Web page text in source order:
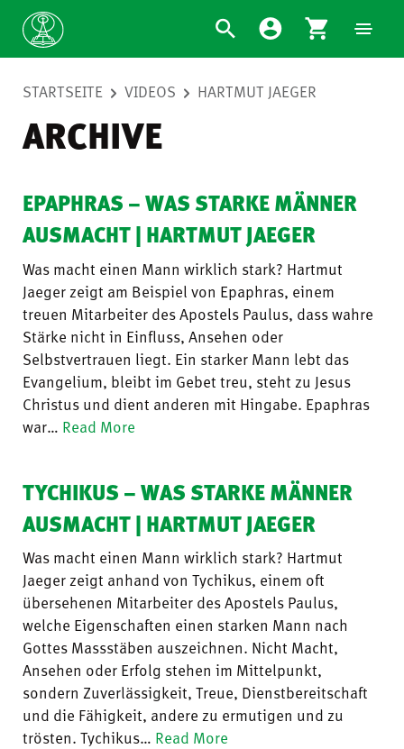
STARTSEITE VIDEOS HARTMUT JAEGER
ARCHIVE
EPAPHRAS – WAS STARKE MÄNNER
AUSMACHT | HARTMUT JAEGER
Was macht einen Mann wirklich stark? Hartmut
Jaeger zeigt am Beispiel von Epaphras, einem
treuen Mitarbeiter des Apostels Paulus, dass wahre
Stärke nicht in Einfluss, Ansehen oder
Selbstvertrauen liegt. Ein starker Mann lebt das
Evangelium, bleibt im Gebet treu, steht zu Jesus
Christus und dient anderen mit Hingabe. Epaphras
war… Read More
TYCHIKUS – WAS STARKE MÄNNER
AUSMACHT | HARTMUT JAEGER
Was macht einen Mann wirklich stark? Hartmut
Jaeger zeigt anhand von Tychikus, einem oft
übersehenen Mitarbeiter des Apostels Paulus,
welche Eigenschaften einen starken Mann nach
Gottes Massstäben auszeichnen. Nicht Macht,
Ansehen oder Erfolg stehen im Mittelpunkt,
sondern Zuverlässigkeit, Treue, Dienstbereitschaft
und die Fähigkeit, andere zu ermutigen und zu
trösten. Tychikus… Read More